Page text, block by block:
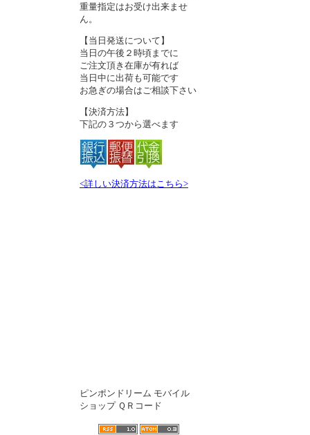
重量指定はお受け出来ませ
ん。
【当日発送について】
当日の午後２時頃までに
ご注文頂き在庫が有れば
当日中に出荷も可能です
お急ぎの場合はご相談下さい
【決済方法】
下記の３つから選べます
<詳しい決済方法はこちら>
ピンポンドリーム モバイル
ショップ ＱＲコード